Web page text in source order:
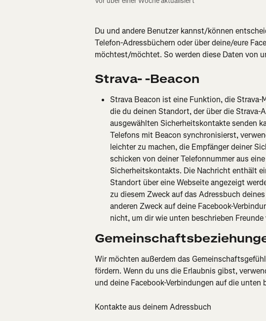
Du und andere Benutzer kannst/können
Telefon-Adressbüchern oder über deine/eure
möchtest/möchtet. So werden diese Daten von
Strava--Beacon
Strava Beacon ist eine Funktion, die
die du deinen Standort, der über die Strava-
ausgewählten Sicherheitskontakte senden
Telefons mit Beacon synchronisierst,
leichter zu machen, die Empfänger deiner
schicken von deiner Telefonnummer aus
Sicherheitskontakts. Die Nachricht enthält
Standort über eine Webseite angezeigt
zu diesem Zweck auf das Adressbuch
anderen Zweck auf deine Facebook-
nicht, um dir wie unten beschrieben
Wir möchten außerdem das
fördern. Wenn du uns die Erlaubnis gibst,
und deine Facebook-Verbindungen auf die unten
Kontakte aus deinem Adressbuch